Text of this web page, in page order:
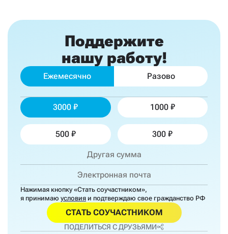
Поддержите
нашу работу!
Ежемесячно Разово
3000 1000
500 300
Нажимая кнопку «Стать соучастником»,
я принимаю условия и подтверждаю свое гражданство РФ
СТАТЬ СОУЧАСТНИКОМ
ПОДЕЛИТЬСЯ С ДРУЗЬЯМИ